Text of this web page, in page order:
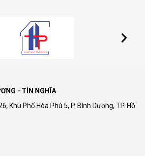
- TÍN NGHĨA
Khu Phố Hòa Phú 5, P. Bình Dương, TP. Hồ